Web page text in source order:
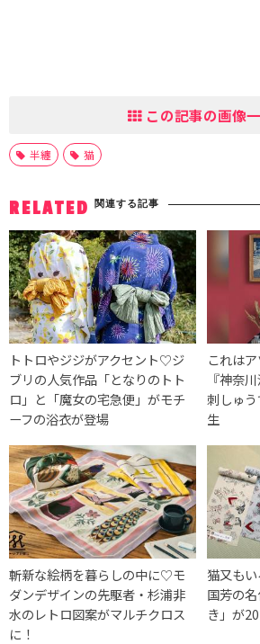
この記事の画像
半纏 猫
RELATED 関連する記事
トトロやジジがアクセント♡ジ
ブリの人気作品「となりのトト
ロ」と「魔女の宅急便」がモチ
ーフの浴衣が登場
これは
『神奈
刺しゅ
生
斬新な絵柄を暮らしの中に♡モ
ダンデザインの先駆者・杉浦非
水のレトロ図案がマルチクロス
に！
猫又も
国芳の
き」が